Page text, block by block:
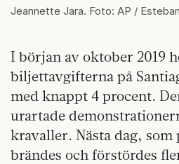
Jeannette Jara. Foto: AP /
I början av oktober 2019
biljettavgifterna på
med knappt 4 procent.
urartade
kravaller. Nästa dag, som
brändes och förstördes